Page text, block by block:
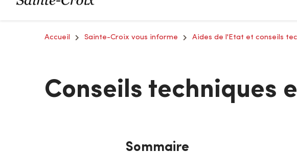
Accueil Sainte-Croix vous informe Aides de l'Etat et conseils
Conseils techniques
Sommaire